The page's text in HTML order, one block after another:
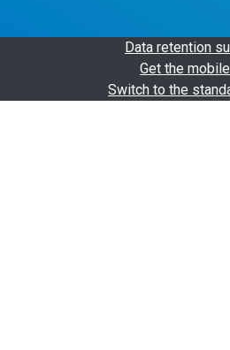
Data retention
Get the
Switch to the